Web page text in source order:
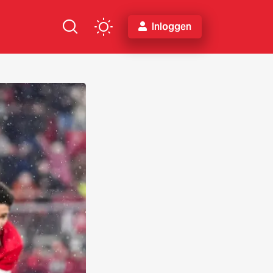
Inloggen